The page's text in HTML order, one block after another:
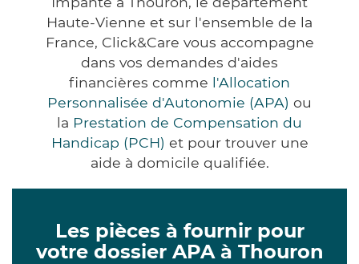
Haute-Vienne et sur l'ensemble de la
France, Click&Care vous accompagne
dans vos demandes d'aides
financières comme l'Allocation
Personnalisée d'Autonomie (APA) ou
la Prestation de Compensation du
Handicap (PCH) et pour trouver une
aide à domicile qualifiée.
Les pièces à fournir pour
votre dossier APA à Thouron